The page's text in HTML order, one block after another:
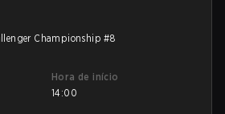
Championship #8
Hora de início
14:00